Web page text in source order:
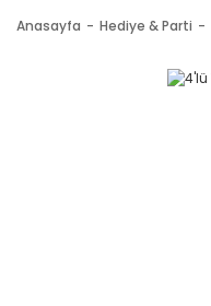
Anasayfa Hediye & Parti